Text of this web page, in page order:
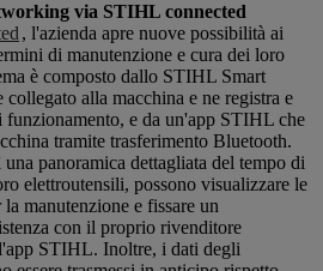
via STIHL connected
, l'azienda apre nuove possibilità ai
di manutenzione e cura dei loro
è composto dallo STIHL Smart
collegato alla macchina e ne registra e
funzionamento, e da un'app STIHL che
tramite trasferimento Bluetooth.
panoramica dettagliata del tempo di
elettroutensili, possono visualizzare le
manutenzione e fissare un
con il proprio rivenditore
STIHL. Inoltre, i dati degli